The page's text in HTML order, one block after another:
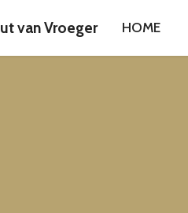
van Vroeger HOME